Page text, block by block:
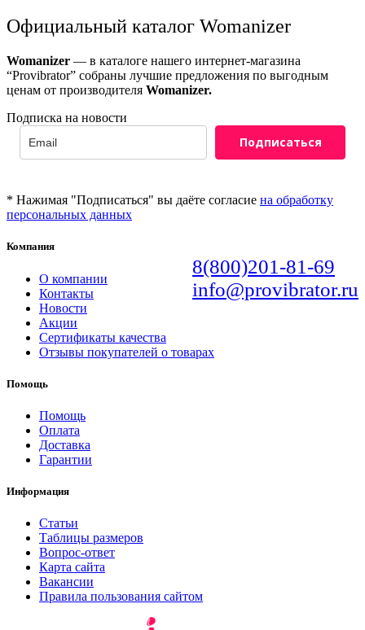
Официальный каталог Womanizer
Womanizer — в каталоге нашего интернет-магазина
“Provibrator” собраны лучшие предложения по выгодным
ценам от производителя Womanizer.
Подписка на новости
Подписаться
* Нажимая "Подписаться" вы даёте согласие на обработку
персональных данных
8(800)201-81-69
info@provibrator.ru
Компания
О компании
Контакты
Новости
Акции
Сертификаты качества
Отзывы покупателей о товарах
Помощь
Помощь
Оплата
Доставка
Гарантии
Информация
Статьи
Таблицы размеров
Вопрос-ответ
Карта сайта
Вакансии
Правила пользования сайтом